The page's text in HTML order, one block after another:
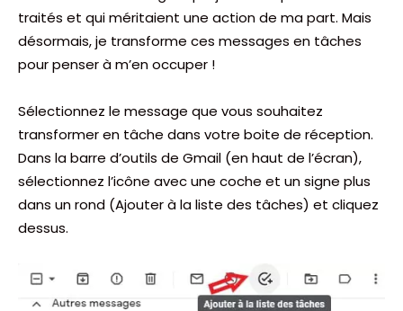
traités et qui méritaient une action de ma part. Mais
désormais, je transforme ces messages en tâches
pour penser à m’en occuper !
Sélectionnez le message que vous souhaitez
transformer en tâche dans votre boite de réception.
Dans la barre d’outils de Gmail (en haut de l’écran),
sélectionnez l’icône avec une coche et un signe plus
dans un rond (Ajouter à la liste des tâches) et cliquez
dessus.